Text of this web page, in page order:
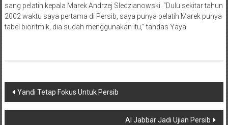
sang pelatih kepala Marek Andrzej Sledzianowski. “Dulu sekitar tahun
2002 waktu saya pertama di Persib, saya punya pelatih Marek punya
tabel bioritmik, dia sudah menggunakan itu,” tandas Yaya.
Navigasi
pos
Yandi Tetap Fokus Untuk Persib
Al Jabbar Jadi Ujian Persib